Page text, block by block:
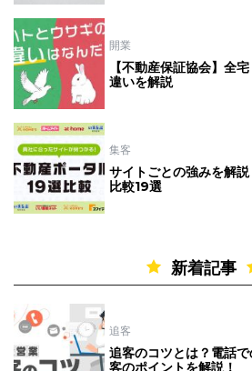
開業
【不動産保証協会】全
違いを解説
集客
サイトごとの強みを解
比較19選
新着記事
追客
追客のコツとは？電話
客のポイントを解説！